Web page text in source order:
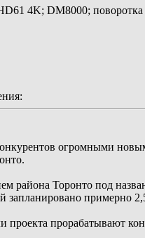
4K; DM8000;
:
огромными
района Торонто под
запланировано примерно
проекта прорабатывают